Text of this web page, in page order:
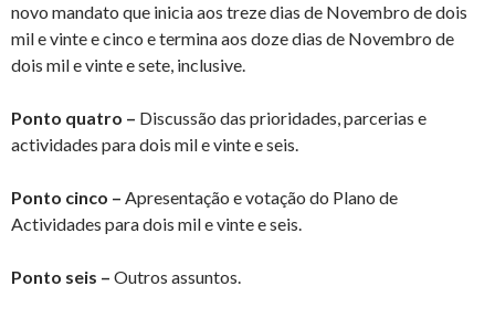
novo mandato que inicia aos treze dias de Novembro de dois
mil e vinte e cinco e termina aos doze dias de Novembro de
dois mil e vinte e sete, inclusive.
Ponto quatro – Discussão das prioridades, parcerias e
actividades para dois mil e vinte e seis.
Ponto cinco – Apresentação e votação do Plano de
Actividades para dois mil e vinte e seis.
Ponto seis – Outros assuntos.